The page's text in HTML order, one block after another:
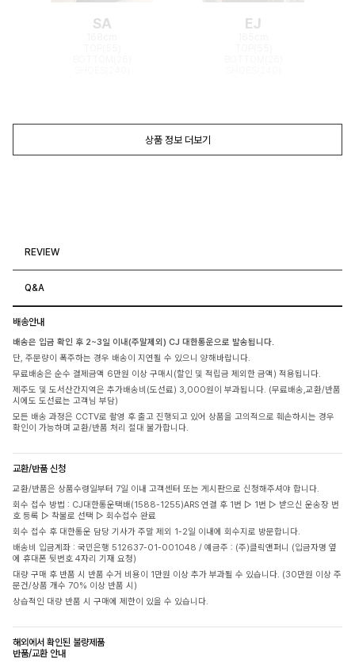
SA EJ
상품 정보 더보기
REVIEW
Q&A
배송안내
배송은 입금 확인 후 2~3일 이내(주말제외) CJ 대한통운으로 발송됩니다.
단, 주문량이 폭주하는 경우 배송이 지연될 수 있으니 양해바랍니다.
무료배송은 순수 결제금액 6만원 이상 구매시(할인 및 적립금 제외한 금액) 적용됩니다.
제주도 및 도서산간지역은 추가배송비(도선료) 3,000원이 부과됩니다. (무료배송,교환/반품
시에도 도선료는 고객님 부담)
모든 배송 과정은 CCTV로 촬영 후 출고 진행되고 있어 상품을 고의적으로 훼손하시는 경우
확인이 가능하며 교환/반품 처리 절대 불가합니다.
교환/반품 신청
교환/반품은 상품수령일부터 7일 이내 고객센터 또는 게시판으로 신청해주셔야 합니다.
회수 접수 방법 : CJ대한통운택배(1588-1255)ARS 연결 후 1번 ▷ 1번 ▷ 받으신 운송장 번
호 등록 ▷ 착불로 선택 ▷ 회수접수 완료
회수 접수 후 대한통운 담당 기사가 주말 제외 1-2일 이내에 회수지로 방문합니다.
배송비 입금계좌 : 국민은행 512637-01-001048 / 예금주 : (주)클릭앤퍼니 (입금자명 옆
에 휴대폰 뒷번호 4자리 기재 요청)
대량 구매 후 반품 시 반품 수거 비용이 1만원 이상 추가 부과될 수 있습니다. (30만원 이상 주
문건/상품 개수 70% 이상 반품 시)
상습적인 대량 반품 시 구매에 제한이 있을 수 있습니다.
해외에서 확인된 불량제품
반품/교환 안내